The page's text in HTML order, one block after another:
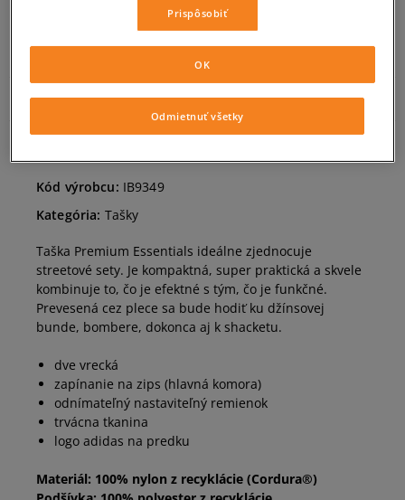
ONE SIZE Informovať o dostupnosti
ZISTIŤ DOSTUPNOSŤ V NAŠICH KAMENNÝCH PREDAJNIACH
Kód výrobcu: IB9349
Kategória: Tašky
Taška Premium Essentials ideálne zjednocuje
streetové sety. Je kompaktná, super praktická a skvele
kombinuje to, čo je efektné s tým, čo je funkčné.
Prevesená cez plece sa bude hodiť ku džínsovej
bunde, bombere, dokonca aj k shacketu.
dve vrecká
zapínanie na zips (hlavná komora)
odnímateľný nastaviteľný remienok
trvácna tkanina
logo adidas na predku
Materiál: 100% nylon z recyklácie (Cordura®)
Prispôsobiť
Odmietnuť všetky
OK